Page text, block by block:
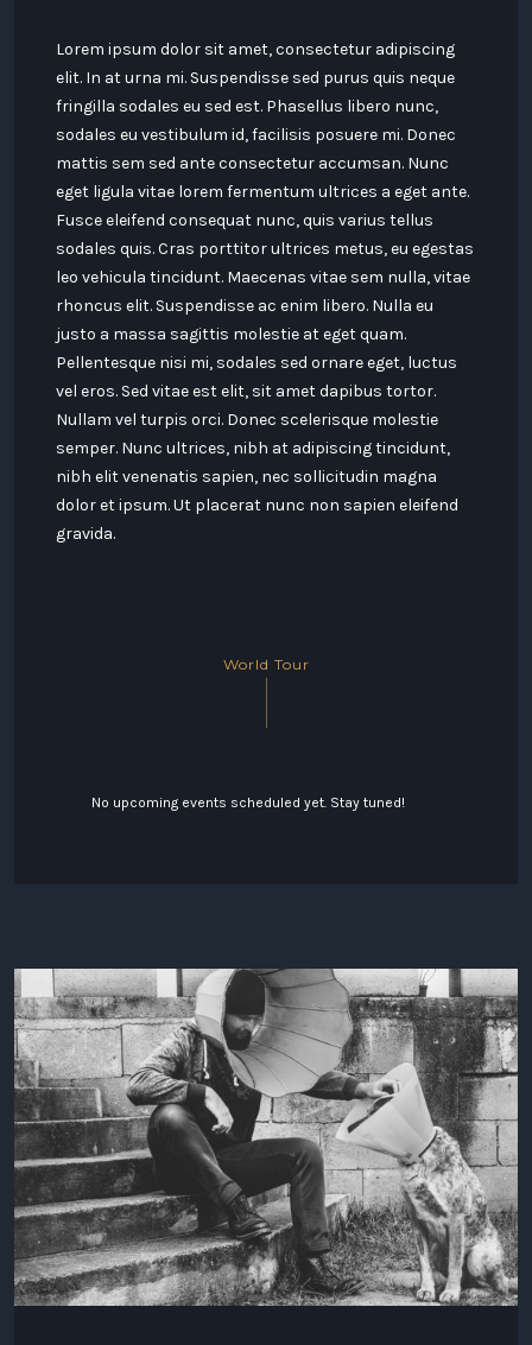
Lorem ipsum dolor sit amet, consectetur adipiscing
elit. In at urna mi. Suspendisse sed purus quis neque
fringilla sodales eu sed est. Phasellus libero nunc,
sodales eu vestibulum id, facilisis posuere mi. Donec
mattis sem sed ante consectetur accumsan. Nunc
eget ligula vitae lorem fermentum ultrices a eget ante.
Fusce eleifend consequat nunc, quis varius tellus
sodales quis. Cras porttitor ultrices metus, eu egestas
leo vehicula tincidunt. Maecenas vitae sem nulla, vitae
rhoncus elit. Suspendisse ac enim libero. Nulla eu
justo a massa sagittis molestie at eget quam.
Pellentesque nisi mi, sodales sed ornare eget, luctus
vel eros. Sed vitae est elit, sit amet dapibus tortor.
Nullam vel turpis orci. Donec scelerisque molestie
semper. Nunc ultrices, nibh at adipiscing tincidunt,
nibh elit venenatis sapien, nec sollicitudin magna
dolor et ipsum. Ut placerat nunc non sapien eleifend
gravida.
World Tour
No upcoming events scheduled yet. Stay tuned!